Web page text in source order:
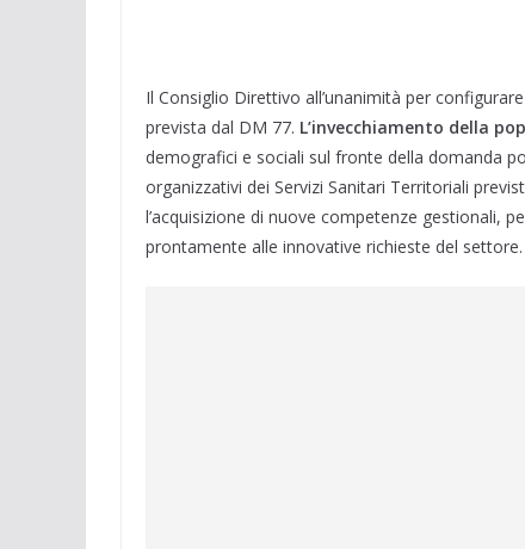
Il Consiglio Direttivo all’unanimità per
prevista dal DM 77. L’invecchiamento della
demografici e sociali sul fronte della domanda
organizzativi dei Servizi Sanitari Territoriali
l’acquisizione di nuove competenze gestionali,
prontamente alle innovative richieste del settore.